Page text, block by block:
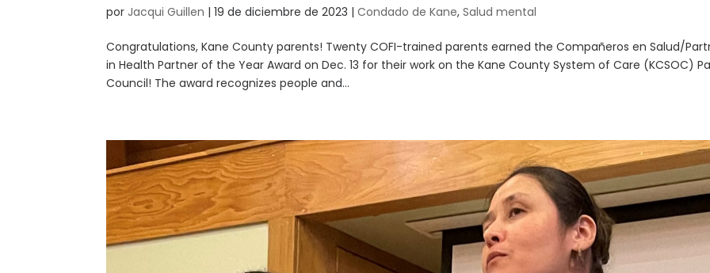
por Jacqui Guillen |19 de diciembre de 2023 |Condado de Kane,Salud mental
Congratulations, Kane County parents! Twenty COFI-trained parents earned the Compañeros en Salud/
in Health Partner of the Year Award on Dec. 13 for their work on the Kane County System of Care (KCSOC)
Council! The award recognizes people and...